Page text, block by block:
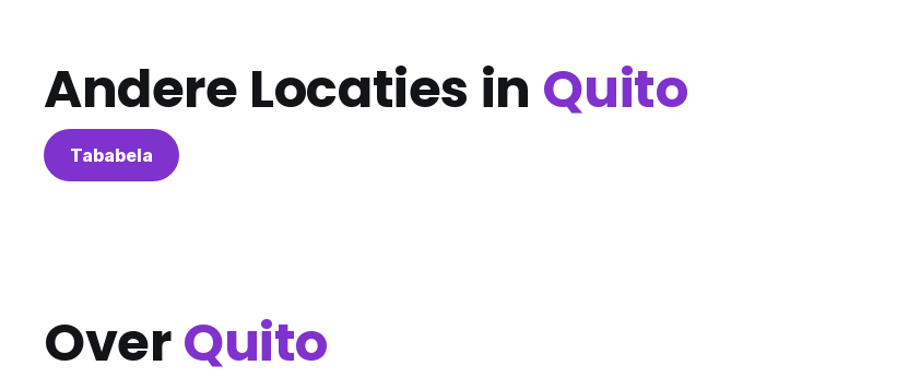
Andere Locaties in Quito
Tababela
OverQuito